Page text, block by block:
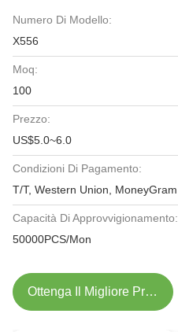
Numero Di Modello:
X556
Moq:
100
Prezzo:
US$5.0~6.0
Condizioni Di Pagamento:
T/T, Western Union, MoneyGram
Capacità Di Approvvigionamento:
50000PCS/Mon
Ottenga Il Migliore Prezzo